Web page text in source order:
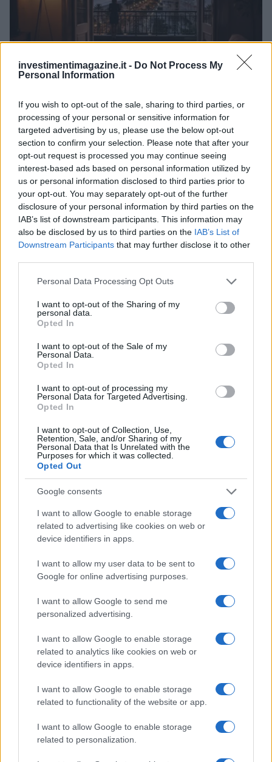
investimentimagazine.it - Do Not Process My
Personal Information
If you wish to opt-out of the sale, sharing to third parties, or
processing of your personal or sensitive information for
targeted advertising by us, please use the below opt-out
section to confirm your selection. Please note that after your
opt-out request is processed you may continue seeing
interest-based ads based on personal information utilized by
us or personal information disclosed to third parties prior to
your opt-out. You may separately opt-out of the further
disclosure of your personal information by third parties on the
IAB’s list of downstream participants. This information may
also be disclosed by us to third parties on the IAB’s List of
Downstream Participants that may further disclose it to other
Please note that this website/app uses one or more Google
not limited to your visit or usage behaviour. You may click to
grant or deny consent to Google and its third-party tags to
use your data for below specified purposes in below Google
consent section.
Personal Data Processing Opt Outs
I want to opt-out of the Sharing of my
personal data.
Opted In
I want to opt-out of the Sale of my
Personal Data.
Opted In
I want to opt-out of processing my
Personal Data for Targeted Advertising.
Opted In
I want to opt-out of Collection, Use,
Retention, Sale, and/or Sharing of my
Personal Data that Is Unrelated with the
Purposes for which it was collected.
Opted Out
Google consents
I want to allow Google to enable storage
related to advertising like cookies on web or
device identifiers in apps.
I want to allow my user data to be sent to
Google for online advertising purposes.
I want to allow Google to send me
personalized advertising.
I want to allow Google to enable storage
related to analytics like cookies on web or
device identifiers in apps.
I want to allow Google to enable storage
related to functionality of the website or app.
I want to allow Google to enable storage
related to personalization.
Investimenti immobiliari a Valencia: opportunità e vantaggi
con Globexs Group
Niccolò Conforti · 6 Ago 2026
INVESTIMENTI
Come i Pir e i Sia possono rivoluzionare il mercato dei capitali
Francesca Spadaro · 6 Ago 2026
Edoardo Vitali · 6 Ago 2026
QUOTAZIONI CRYPTO
Nome Prezzo
Gold (Terra
(PAXG)
Kinza Babylon Staked
BTC